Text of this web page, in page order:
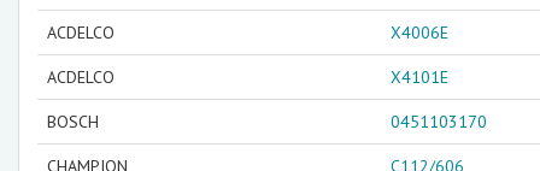
ACDELCO X4006E
ACDELCO X4101E
BOSCH 0451103170
CHAMPION C112/606